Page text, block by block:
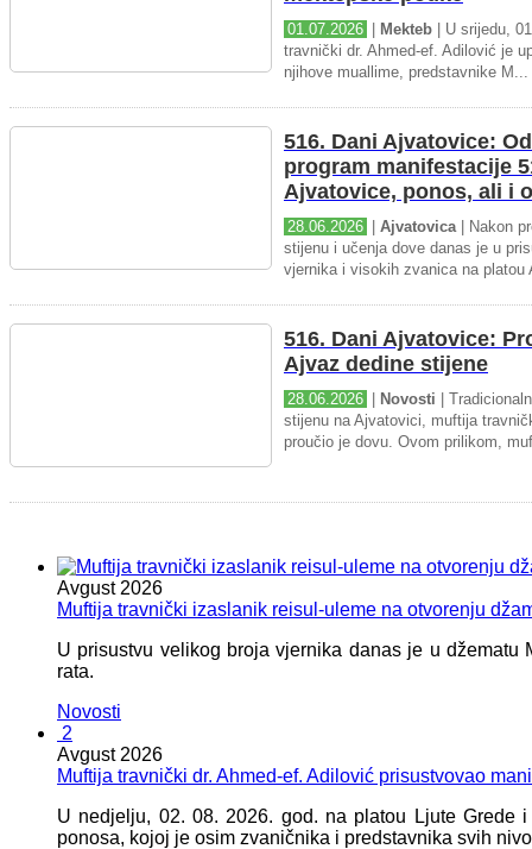
01.07.2026 Mekteb | U srijedu,
travnički dr. Ahmed-ef. Adilović je
njihove muallime, predstavnike M...
516. Dani Ajvatovice:
program manifestacije
Ajvatovice, ponos, ali i
28.06.2026 Ajvatovica| Nakon
stijenu i učenja dove danas je u
vjernika i visokih zvanica na platou
516. Dani Ajvatovice:
Ajvaz dedine stijene
28.06.2026 Novosti |
stijenu na Ajvatovici, muftija
proučio je dovu. Ovom prilikom,
Avgust 2026
Muftija travnički izaslanik reisul-uleme na otvorenju
U prisustvu velikog broja vjernika danas je u
rata.
Novosti
2
Avgust 2026
Muftija travnički dr. Ahmed-ef. Adilović prisustvovao
U nedjelju, 02. 08. 2026. god. na platou Ljute
ponosa, kojoj je osim zvaničnika i predstavnika svih